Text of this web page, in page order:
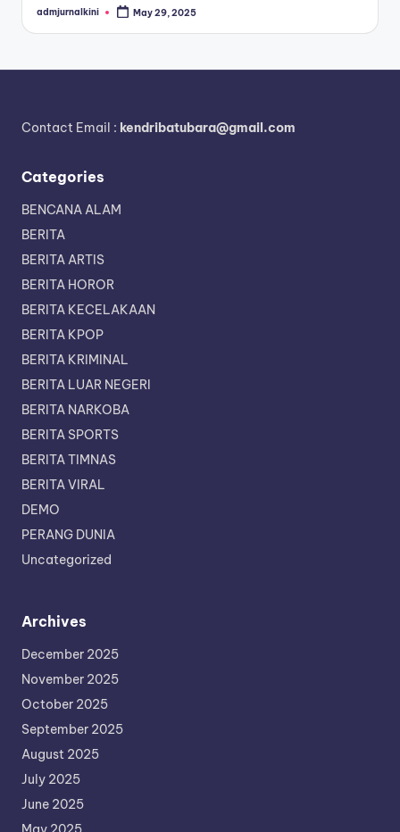
Posted
admjurnalkini May 29, 2025
Contact Email : kendribatubara@gmail.com
Categories
BENCANA ALAM
BERITA
BERITA ARTIS
BERITA HOROR
BERITA KECELAKAAN
BERITA KPOP
BERITA KRIMINAL
BERITA LUAR NEGERI
BERITA NARKOBA
BERITA SPORTS
BERITA TIMNAS
BERITA VIRAL
DEMO
PERANG DUNIA
Uncategorized
Archives
December 2025
November 2025
October 2025
September 2025
August 2025
July 2025
June 2025